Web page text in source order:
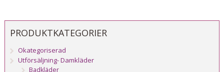
PRODUKTKATEGORIER
Okategoriserad
Utförsäljning- Damkläder
Badkläder